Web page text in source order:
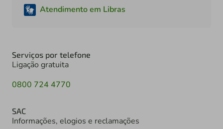
Atendimento em Libras
Serviços por telefone
Ligação gratuita
0800 724 4770
SAC
Informações, elogios e reclamações